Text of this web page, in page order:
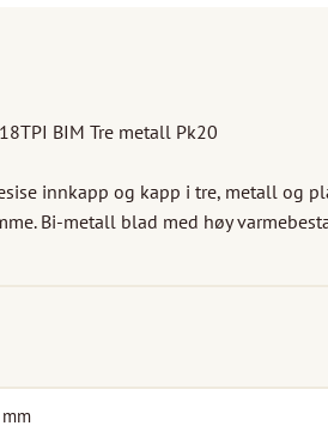
BIM Tre metall Pk20
innkapp og kapp i tre, metall og
Bi-metall blad med høy
mm